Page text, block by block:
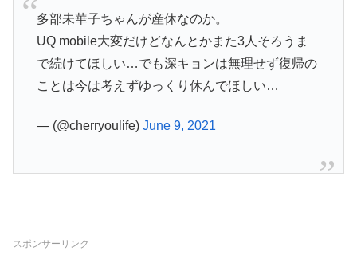
多部未華子ちゃんが産休なのか。
UQ mobile大変だけどなんとかまた3人そろうま
で続けてほしい…でも深キョンは無理せず復帰の
ことは今は考えずゆっくり休んでほしい…
— (@cherryoulife) June 9, 2021
スポンサーリンク